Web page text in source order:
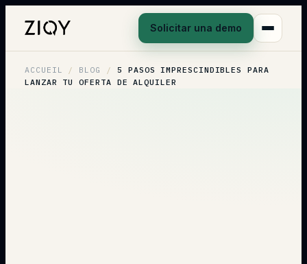
Solicitar una demo
ACCUEIL / BLOG /
5 PASOS IMPRESCINDIBLES PARA
LANZAR TU OFERTA DE ALQUILER